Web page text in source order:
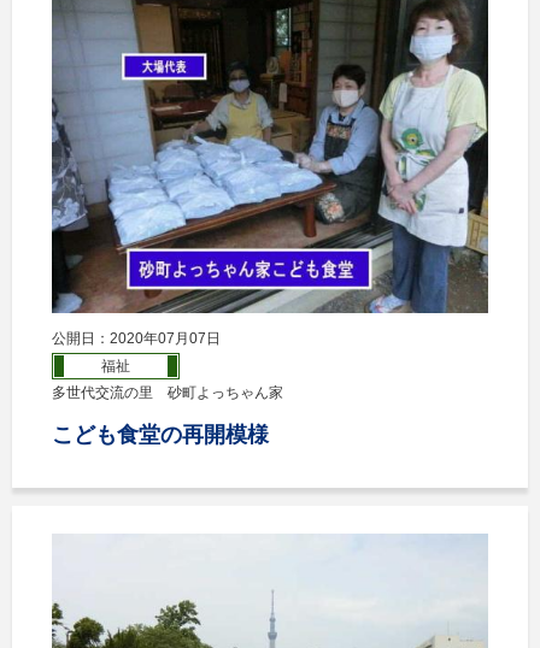
公開日：2020年07月07日
福祉
多世代交流の里 砂町よっちゃん家
こども食堂の再開模様